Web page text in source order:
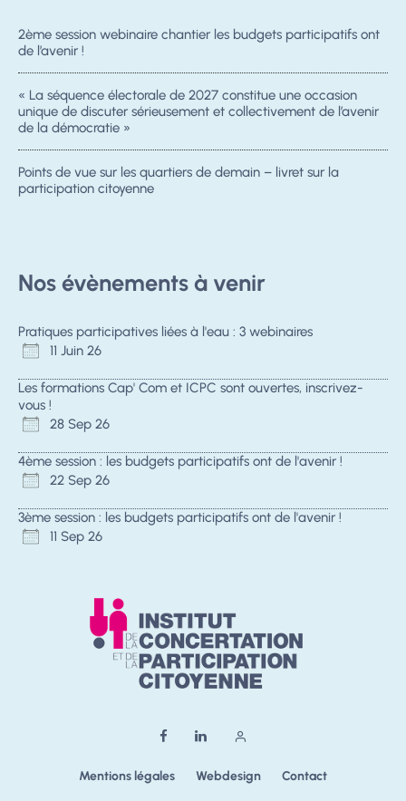
2ème session webinaire chantier les budgets participatifs ont
de l’avenir !
« La séquence électorale de 2027 constitue une occasion
unique de discuter sérieusement et collectivement de l’avenir
de la démocratie »
Points de vue sur les quartiers de demain – livret sur la
participation citoyenne
Nos évènements à venir
Pratiques participatives liées à l'eau : 3 webinaires
11 Juin 26
Les formations Cap' Com et ICPC sont ouvertes, inscrivez-
vous !
28 Sep 26
4ème session : les budgets participatifs ont de l'avenir !
22 Sep 26
3ème session : les budgets participatifs ont de l'avenir !
11 Sep 26
Mentions légales Webdesign Contact